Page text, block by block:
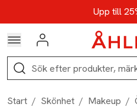
Hoppa till navigationsmenyn
Upp till
Kod: AUG25
Logga in
Sök
Start / Skönhet / Makeup /